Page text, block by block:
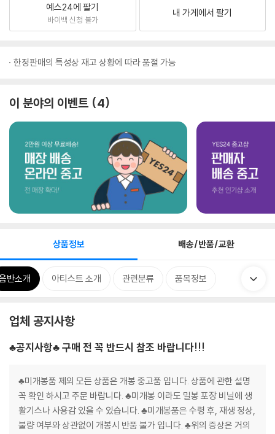
예스24에 팔기
바이백 신청 불가
내 가게에서 팔기
한정판매의 특성상 재고 상황에 따라 품절 가능
이 분야의 이벤트 4
상품정보 배송/반품/교환
반소개 아티스트 소개 관련분류 품목정보
업체 공지사항
♣공지사항♣ 구매 전 꼭 반드시 참조 바랍니다!!!
♣미개봉품 제외 모든 상품은 개봉 중고품 입니다. 상품에 관한 설명
꼭 확인 하시고 주문 바랍니다. ♣미개봉 이라도 밀봉 포장 비닐에 생
활기스나 사용감 있을 수 있습니다. ♣미개봉품은 수령 후, 재생 정상,
불량 여부와 상관없이 개봉시 반품 불가 입니다. ♣위의 증상은 거의